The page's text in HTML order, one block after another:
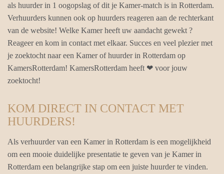
als huurder in 1 oogopslag of dit je Kamer-match is in Rotterdam.
Verhuurders kunnen ook op huurders reageren aan de rechterkant
van de website! Welke Kamer heeft uw aandacht gewekt ?
Reageer en kom in contact met elkaar. Succes en veel plezier met
je zoektocht naar een Kamer of huurder in Rotterdam op
KamersRotterdam! KamersRotterdam heeft ❤ voor jouw
zoektocht!
KOM DIRECT IN CONTACT MET
HUURDERS!
Als verhuurder van een Kamer in Rotterdam is een mogelijkheid
om een mooie duidelijke presentatie te geven van je Kamer in
Rotterdam een belangrijke stap om een juiste huurder te vinden.